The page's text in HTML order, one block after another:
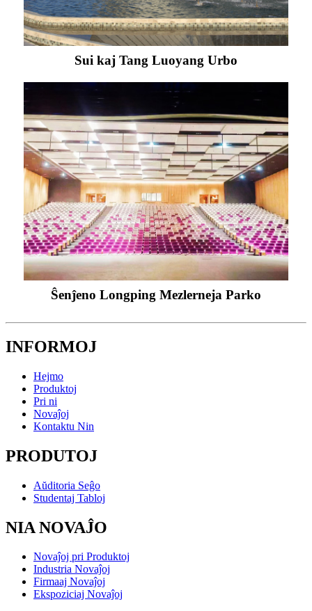
Sui kaj Tang Luoyang Urbo
Ŝenĵeno Longping Mezlerneja Parko
INFORMOJ
Hejmo
Produktoj
Pri ni
Novaĵoj
Kontaktu Nin
PRODUTOJ
Aŭditoria Seĝo
Studentaj Tabloj
NIA NOVAĴO
Novaĵoj pri Produktoj
Industria Novaĵoj
Firmaaj Novaĵoj
Ekspoziciaj Novaĵoj